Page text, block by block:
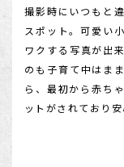
撮影時にいつもと
スポット。可愛い
ワクする写真が出
のも子育て中はま
ら、最初から赤ち
ットがされており安